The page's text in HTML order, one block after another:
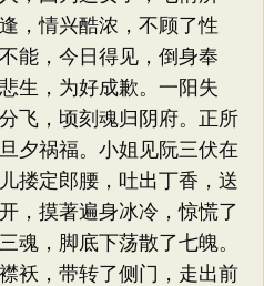
，情兴酷浓，不顾了性
能，今日得见，倒身奉
生，为好成歉。一阳失
飞，顷刻魂归阴府。正所
夕祸福。小姐见阮三伏在
搂定郎腰，吐出丁香，送
，摸著遍身冰冷，惊慌了
魂，脚底下荡散了七魄。
袄，带转了侧门，走出前